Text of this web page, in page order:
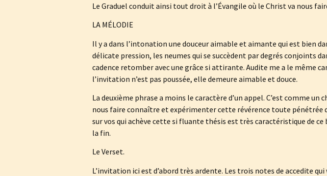
Le Graduel conduit ainsi tout droit à l’Évangile où le Christ va nous
LA MÉLODIE
Il y a dans l’intonation une douceur aimable et aimante qui est bien
délicate pression, les neumes qui se succèdent par degrés conjoints
cadence retomber avec une grâce si attirante. Audite me a le même
l’invitation n’est pas poussée, elle demeure aimable et douce.
La deuxième phrase a moins le caractère d’un appel. C’est comme
nous faire connaître et expérimenter cette révérence toute pénétrée
sur vos qui achève cette si fluante thésis est très caractéristique de
la fin.
Le Verset.
L’invitation ici est d’abord très ardente. Les trois notes de accedite